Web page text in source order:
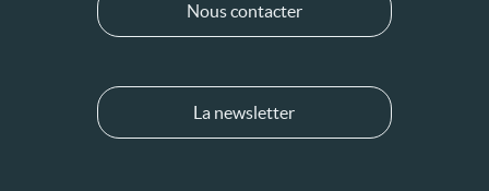
Nous contacter
La newsletter